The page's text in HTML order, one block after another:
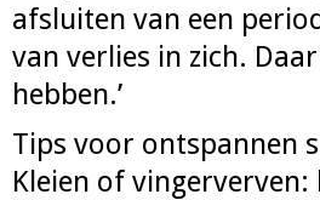
afsluiten van een
van verlies in zich.
hebben.’
Tips voor ontspannen
Kleien of